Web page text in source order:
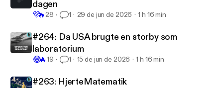
dagen
💜🔥 28 1 29 de jun de 2026 1 h 16 min
#264: Da USA brugte en storby som
laboratorium
😂🔥19 1 15 de jun de 2026 1 h 16 min
#263: HjerteMatematik